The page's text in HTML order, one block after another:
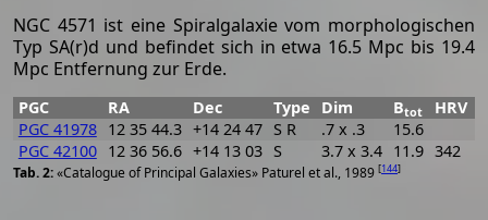
NGC 4571 ist eine Spiralgalaxie vom morphologischen
Typ SA(r)d und befindet sich in etwa 16.5 Mpc bis 19.4
Mpc Entfernung zur Erde.
«Catalogue of Principal Galaxies» Paturel et al., 1989 [144]
PGC RA Dec Type Dim Btot HRV
PGC 41978 12 35 44.3 +14 24 47 S R .7 x .3
15.6
PGC 42100 12 36 56.6 +14 13 03 S 3.7 x 3.4 11.9 342